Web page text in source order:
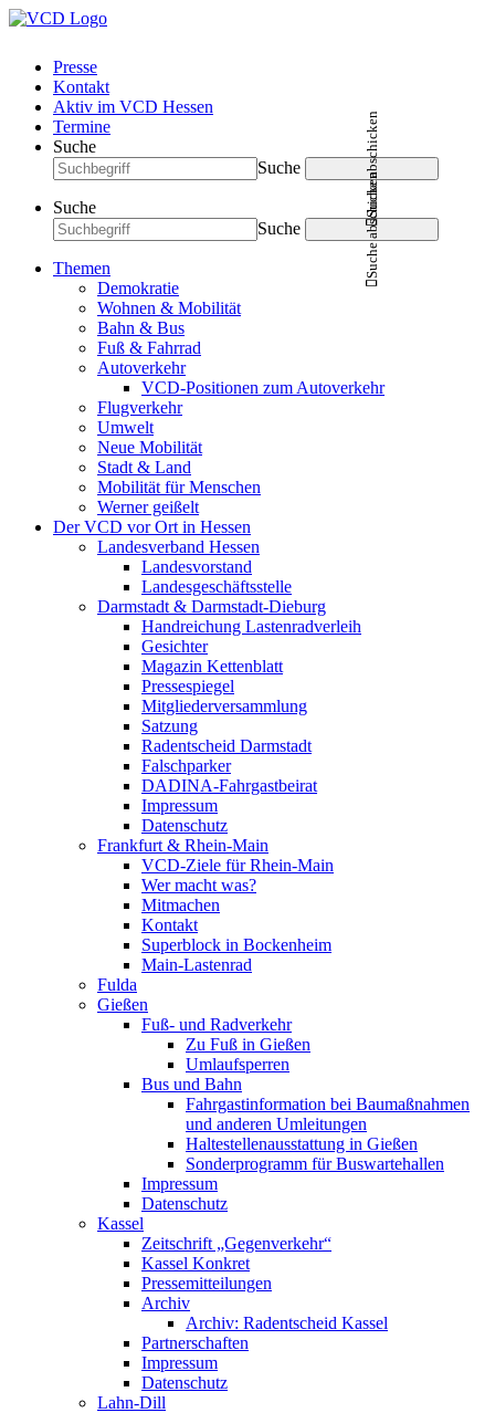
Presse
Kontakt
Aktiv im VCD Hessen
Termine
Suche
Suche
Suche abschicken
Suche
Suche
Suche abschicken
Themen
Demokratie
Wohnen & Mobilität
Bahn & Bus
Fuß & Fahrrad
Autoverkehr
VCD-Positionen zum Autoverkehr
Flugverkehr
Umwelt
Neue Mobilität
Stadt & Land
Mobilität für Menschen
Werner geißelt
Der VCD vor Ort in Hessen
Landesverband Hessen
Landesvorstand
Landesgeschäftsstelle
Darmstadt & Darmstadt-Dieburg
Handreichung Lastenradverleih
Gesichter
Magazin Kettenblatt
Pressespiegel
Mitgliederversammlung
Satzung
Radentscheid Darmstadt
Falschparker
DADINA-Fahrgastbeirat
Impressum
Datenschutz
Frankfurt & Rhein-Main
VCD-Ziele für Rhein-Main
Wer macht was?
Mitmachen
Kontakt
Superblock in Bockenheim
Main-Lastenrad
Fulda
Gießen
Fuß- und Radverkehr
Zu Fuß in Gießen
Umlaufsperren
Bus und Bahn
Fahrgastinformation bei Baumaßnahmen
und anderen Umleitungen
Haltestellenausstattung in Gießen
Sonderprogramm für Buswartehallen
Impressum
Datenschutz
Kassel
Zeitschrift „Gegenverkehr“
Kassel Konkret
Pressemitteilungen
Archiv
Archiv: Radentscheid Kassel
Partnerschaften
Impressum
Datenschutz
Lahn-Dill